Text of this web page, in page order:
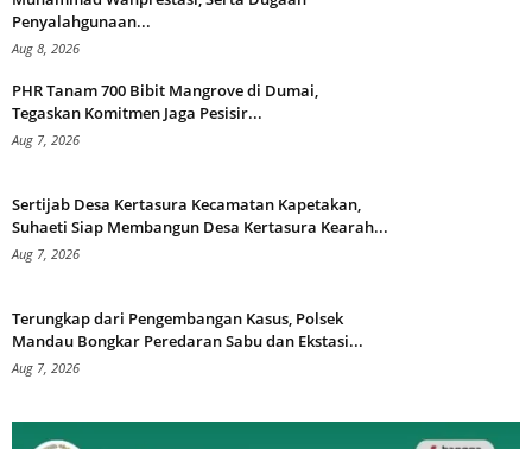
Penyalahgunaan...
Aug 8, 2026
PHR Tanam 700 Bibit Mangrove di Dumai,
Tegaskan Komitmen Jaga Pesisir...
Aug 7, 2026
Sertijab Desa Kertasura Kecamatan Kapetakan,
Suhaeti Siap Membangun Desa Kertasura Kearah...
Aug 7, 2026
Terungkap dari Pengembangan Kasus, Polsek
Mandau Bongkar Peredaran Sabu dan Ekstasi...
Aug 7, 2026